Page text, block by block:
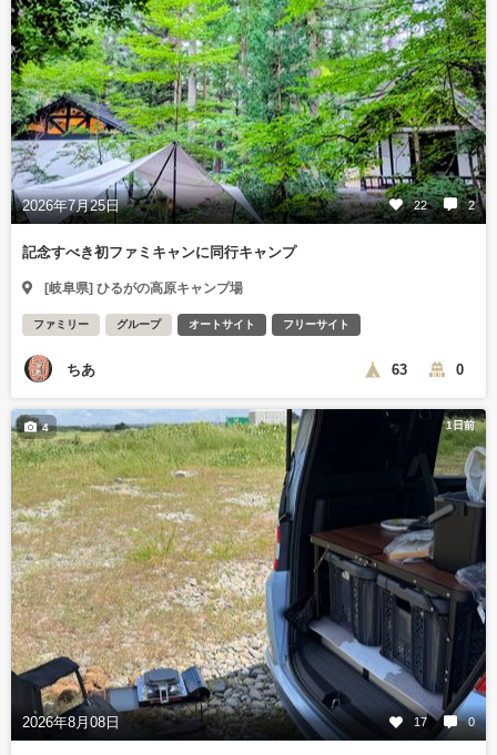
2026年7月25日 22 2
記念すべき初ファミキャンに同行キャンプ
[岐阜県] ひるがの高原キャンプ場
ファミリー グループ オートサイト フリーサイト
ちあ 63 0
1日前
2026年8月08日 17 0
4